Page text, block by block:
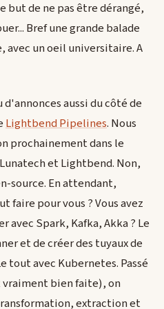
but de ne pas être dérangé,
Bref une grande balade
avec un oeil universitaire. A
aussi du côté de
Lightbend Pipelines. Nous
prochainement dans le
et Lightbend. Non,
source. En attendant,
faire pour vous ? Vous avez
Spark, Kafka, Akka ? Le
et de créer des tuyaux de
tout avec Kubernetes. Passé
bien faite), on
extraction et